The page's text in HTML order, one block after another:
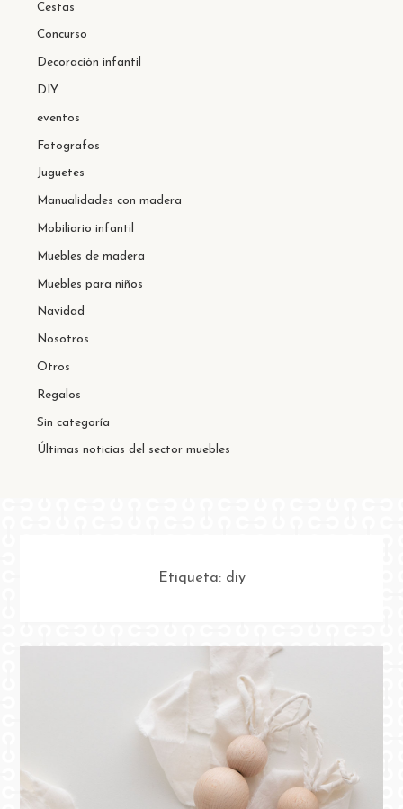
Cestas
Concurso
Decoración infantil
DIY
eventos
Fotografos
Juguetes
Manualidades con madera
Mobiliario infantil
Muebles de madera
Muebles para niños
Navidad
Nosotros
Otros
Regalos
Sin categoría
Últimas noticias del sector muebles
Etiqueta: diy